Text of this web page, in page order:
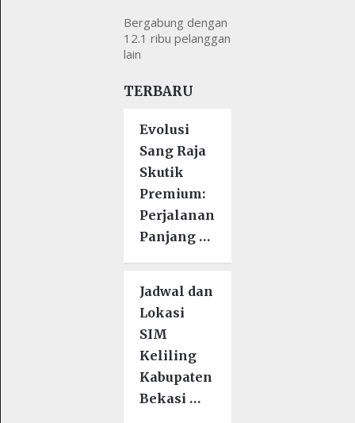
Bergabung dengan
12.1 ribu pelanggan
lain
TERBARU
Evolusi
Sang Raja
Skutik
Premium:
Perjalanan
Panjang …
Jadwal dan
Lokasi
SIM
Keliling
Kabupaten
Bekasi …